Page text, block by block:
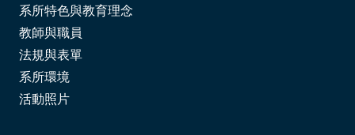
系所特色與教育理念
教師與職員
法規與表單
系所環境
活動照片